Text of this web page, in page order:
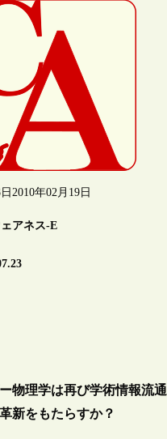
2010年02月19日
アネス-E
物理学は再び学術情報流通
新をもたらすか？